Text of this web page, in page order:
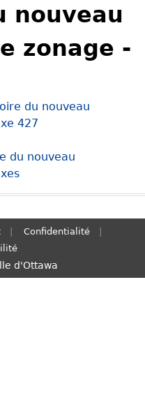
nouveau
zonage -
du nouveau
427
du nouveau
Confidentialité
d'Ottawa